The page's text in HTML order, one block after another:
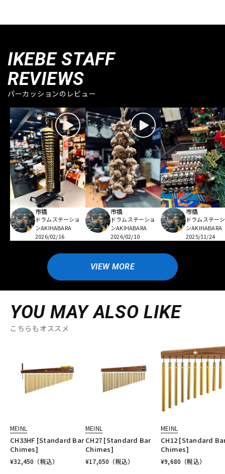
IKEBE STAFF
REVIEWS
パーカッションのレビュー
市橋
ドラムステーショ
ンAKIHABARA
2026/02/16
市橋
ドラムステーショ
ンAKIHABARA
2026/02/10
市橋
ドラムステー
ンAKIHABARA
2025/11/24
VIEW MORE
YOU MAY ALSO LIKE
こちらもオススメ
MEINL
CH33HF [Standard Bar
Chimes]
¥32,450 （税込）
MEINL
CH27 [Standard Bar
Chimes]
¥17,050 （税込）
MEINL
CH12 [Standard
Chimes]
¥9,680 （税込）